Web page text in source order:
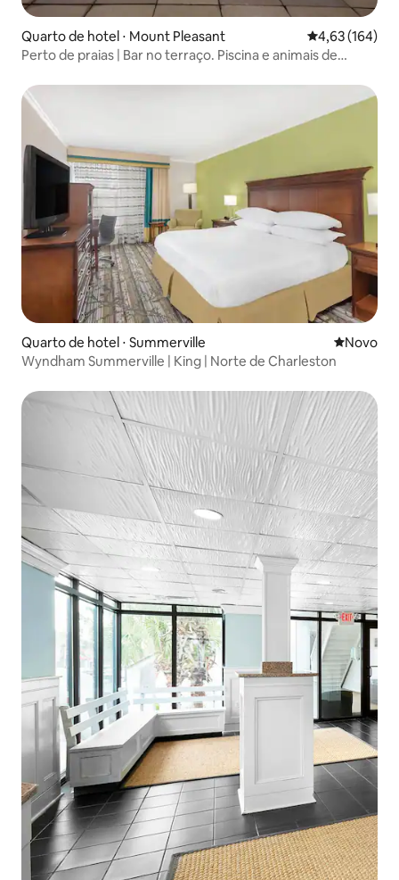
Quarto de hotel ⋅ Mount Pleasant 4,63 de uma
4,63 (164)
Perto de praias | Bar no terraço. Piscina e animais de
Quarto de hotel ⋅ Summerville Novo
Novo
Wyndham Summerville | King | Norte de Charleston